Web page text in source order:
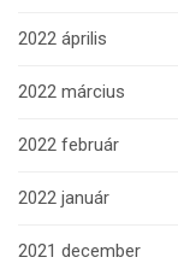
2022 április
2022 március
2022 február
2022 január
2021 december